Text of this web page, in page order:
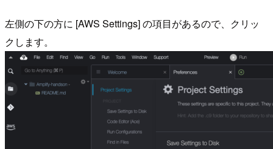
左側の下の方に [AWS Settings] の項目があるので、クリッ
クします。